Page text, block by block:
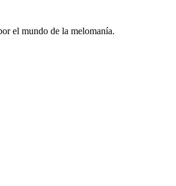
el mundo de la melomanía.